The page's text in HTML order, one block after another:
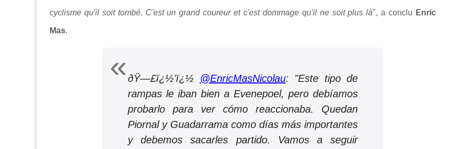
cyclisme qu'il soit tombé. C'est un grand coureur et c'est dommage qu'il ne soit plus là", a conclu Enric
Mas.
ðŸ—£ï¿½'ï¿½ @EnricMasNicolau: "Este tipo de
rampas le iban bien a Evenepoel, pero debíamos
probarlo para ver cómo reaccionaba. Quedan
Piornal y Guadarrama como días más importantes
y debemos sacarles partido. Vamos a seguir